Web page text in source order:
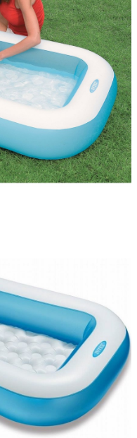
с надувным
Intex